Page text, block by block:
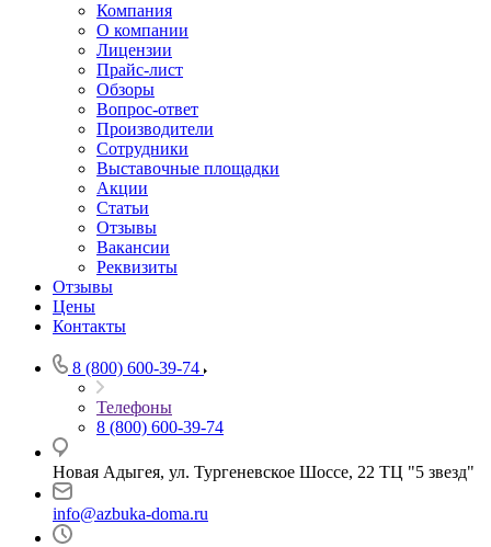
Компания
О компании
Лицензии
Прайс-лист
Обзоры
Вопрос-ответ
Производители
Сотрудники
Выставочные площадки
Акции
Статьи
Отзывы
Вакансии
Реквизиты
Отзывы
Цены
Контакты
8 (800) 600-39-74
Телефоны
8 (800) 600-39-74
Новая Адыгея, ул. Тургеневское Шоссе, 22 ТЦ "5 звезд"
info@azbuka-doma.ru